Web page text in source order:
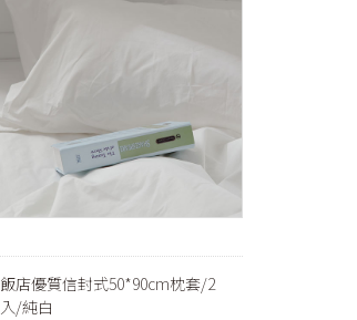
飯店優質信封式50*90cm枕套/2
入/純白